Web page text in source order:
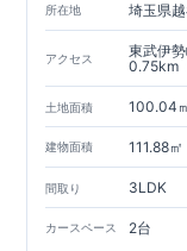
所在地 埼玉県
アクセス
東武伊
0.75km
土地面積 100.04
建物面積 111.88㎡
間取り 3LDK
カースペース 2台